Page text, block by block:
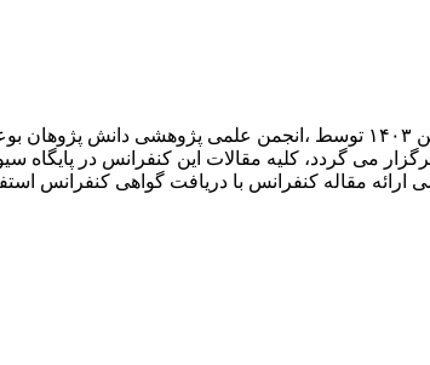
چهارمین همایش بین المللی گیاهان دارویی طب سنتی و کشاورزی ارگانیک در تاریخ ۲۸
می گردد، کلیه مقالات این کنفرانس در پایگاه
ارائه مقاله کنفرانس با دریافت گواهی کنفرانس